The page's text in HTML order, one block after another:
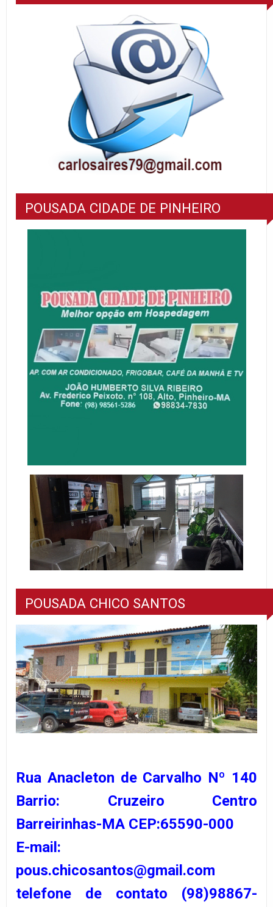
POUSADA CIDADE DE PINHEIRO
POUSADA CHICO SANTOS
Rua Anacleton de Carvalho Nº 140
Barrio: Cruzeiro Centro
Barreirinhas-MA CEP:65590-000
E-mail:
pous.chicosantos@gmail.com
telefone de contato (98)98867-